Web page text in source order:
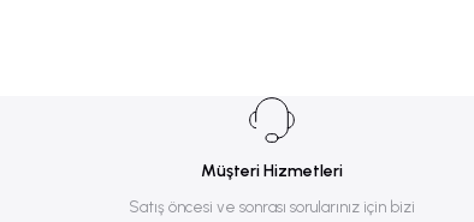
Müşteri Hizmetleri
Satış öncesi ve sonrası sorularınız için bizi